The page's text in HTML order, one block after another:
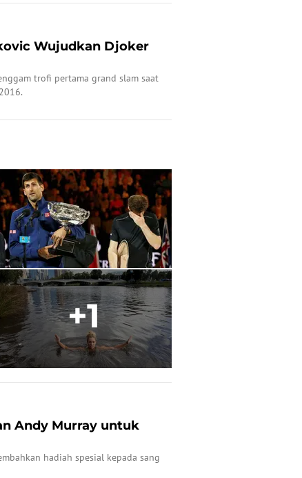
Wujudkan Djoker
trofi pertama grand slam saat
+1
Andy Murray untuk
hadiah spesial kepada sang